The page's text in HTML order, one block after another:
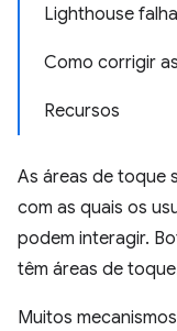
Lighthouse falha
Como corrigir
Recursos
As áreas de toque
com as quais os
podem interagir.
têm áreas de
Muitos